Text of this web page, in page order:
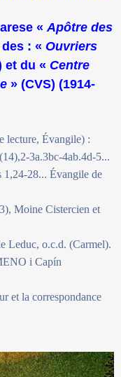
« Apôtre des
: « Ouvriers
et du « Centre
» (CVS) (1914-
lecture, Évangile) :
3a.3bc-4ab.4d-5...
1,24-28... Évangile de
Moine Cistercien et
Leduc, o.c.d. (Carmel).
i Capín
et la correspondance